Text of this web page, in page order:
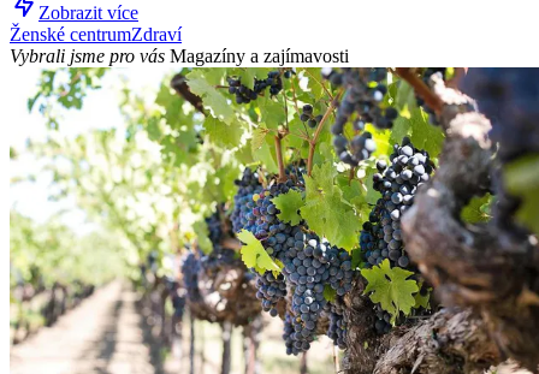
Zobrazit více
Ženské centrumZdraví
Vybrali jsme pro vás Magazíny a zajímavosti